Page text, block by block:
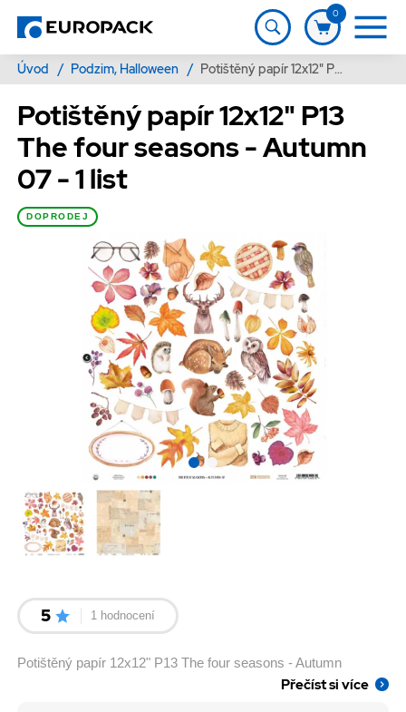
0
Úvod / Podzim, Halloween / Potištěný papír 12x12" P13 The four seasons - Autumn 07 - 1 list
Potištěný papír 12x12" P13
The four seasons - Autumn
07 - 1 list
DOPRODEJ
5 1 hodnocení
Potištěný papír 12x12" P13 The four seasons - Autumn
Přečíst si více